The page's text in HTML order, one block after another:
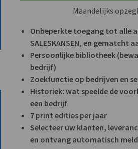
Maandelijks
Onbeperkte toegang tot alle
SALESKANSEN, en gematcht
Persoonlijke bibliotheek
bedrijf)
Zoekfunctie op bedrijven en
Historiek: wat speelde de
een bedrijf
7 print edities per jaar
Selecteer uw klanten,
en ontvang automatisch